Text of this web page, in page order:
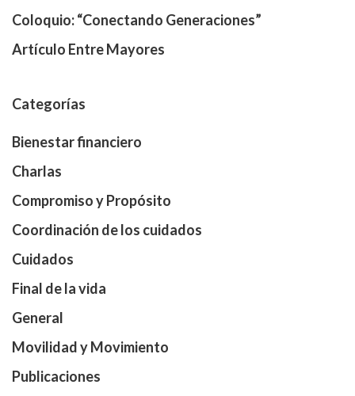
Coloquio: “Conectando Generaciones”
Artículo Entre Mayores
Categorías
Bienestar financiero
Charlas
Compromiso y Propósito
Coordinación de los cuidados
Cuidados
Final de la vida
General
Movilidad y Movimiento
Publicaciones